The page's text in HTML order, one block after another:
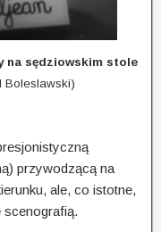
na sędziowskim stole
Boleslawski)
przywodzącą na
ale, co istotne,
scenografią.